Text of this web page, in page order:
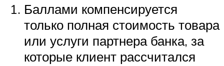
Баллами компенсируется
только полная стоимость товара
или услуги партнера банка, за
которые клиент рассчитался